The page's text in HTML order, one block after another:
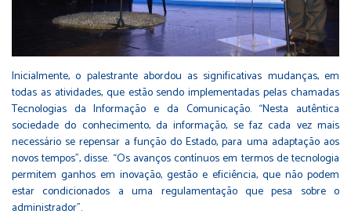
Inicialmente, o palestrante abordou as significativas mudanças, em
todas as atividades, que estão sendo implementadas pelas chamadas
Tecnologias da Informação e da Comunicação. “Nesta autêntica
sociedade do conhecimento, da informação, se faz cada vez mais
necessário se repensar a função do Estado, para uma adaptação aos
novos tempos”, disse. “Os avanços contínuos em termos de tecnologia
permitem ganhos em inovação, gestão e eficiência, que não podem
estar condicionados a uma regulamentação que pesa sobre o
administrador”.